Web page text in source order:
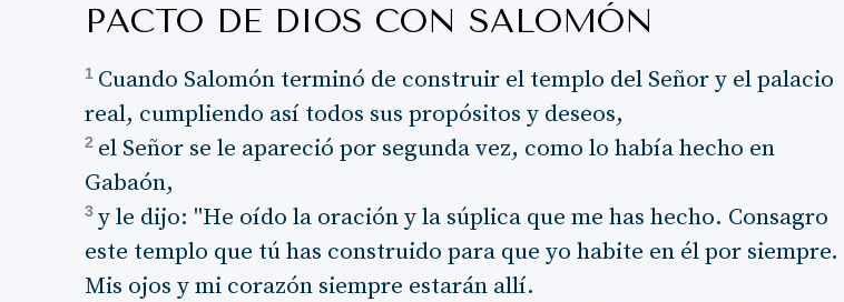
PACTO DE DIOS CON SALOMÓN
1 Cuando Salomón terminó de construir el templo del Señor y el palacio
real, cumpliendo así todos sus propósitos y deseos,
2 el Señor se le apareció por segunda vez, como lo había hecho en
Gabaón,
3y le dijo: "He oído la oración y la súplica que me has hecho. Consagro
este templo que tú has construido para que yo habite en él por siempre.
Mis ojos y mi corazón siempre estarán allí.